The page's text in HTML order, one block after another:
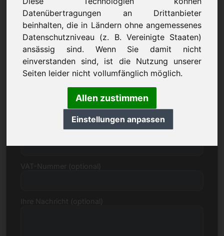
Datenübertragungen an Drittanbieter
beinhalten, die in Ländern ohne angemessenes
Datenschutzniveau (z. B. Vereinigte Staaten)
ansässig sind. Wenn Sie damit nicht
einverstanden sind, ist die Nutzung unserer
Seiten leider nicht vollumfänglich möglich.
Allen zustimmen
Einstellungen anpassen
E-Mail
Straße, Hausnummer